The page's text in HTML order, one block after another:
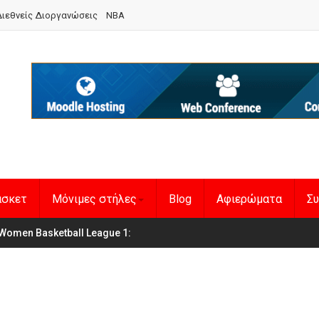
Διοργανώσεις NBA
Μόνιμες στήλες Blog Αφιερώματα
Basketball League 1
Γυναικών